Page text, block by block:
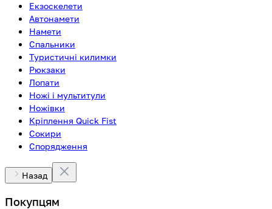
Екзоскелети
Автонамети
Намети
Спальники
Туристичні килимки
Рюкзаки
Лопати
Ножі і мультитули
Ножівки
Кріплення Quick Fist
Сокири
Спорядження
Назад
Покупцям